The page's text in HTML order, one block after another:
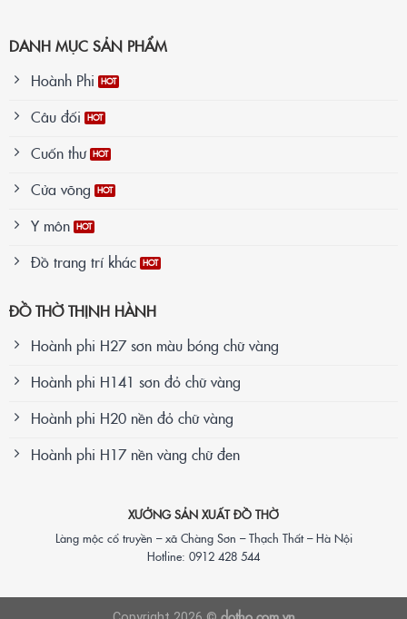
DANH MỤC SẢN PHẨM
Hoành Phi
Câu đối
Cuốn thư
Cửa võng
Y môn
Đồ trang trí khác
ĐỒ THỜ THỊNH HÀNH
Hoành phi H27 sơn màu bóng chữ vàng
Hoành phi H141 sơn đỏ chữ vàng
Hoành phi H20 nền đỏ chữ vàng
Hoành phi H17 nền vàng chữ đen
XƯỞNG SẢN XUẤT ĐỒ THỜ
Làng mộc cổ truyền – xã Chàng Sơn – Thạch Thất – Hà Nội
Hotline: 0912 428 544